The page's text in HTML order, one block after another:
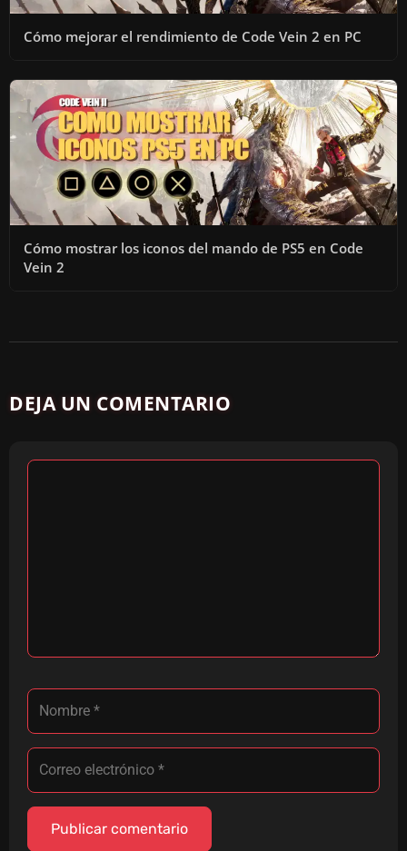
Cómo mejorar el rendimiento de Code Vein 2 en PC
Cómo mostrar los iconos del mando de PS5 en Code
Vein 2
DEJA UN COMENTARIO